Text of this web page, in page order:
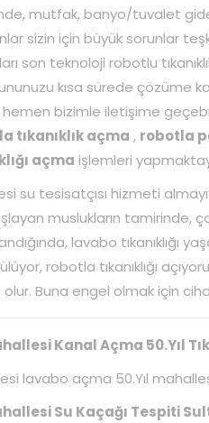
mutfak, banyo/tuvalet
sizin için büyük sorunlar
son teknoloji robotlu
kısa sürede çözüme
hemen bizimle iletişime
tıkanıklık açma , robotla
açma işlemleri
su tesisatçısı hizmeti
muslukların tamirinde,
lavabo tıkanıklığı
robotla tıkanıklığı
olur. Buna engel olmak için
Kanal Açma 50.Yıl
lavabo açma 50.Yıl
Su Kaçağı Tespiti